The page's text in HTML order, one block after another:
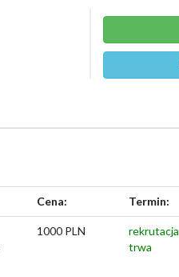
Cena: Termin:
1000 PLN
rekrutacja
trwa